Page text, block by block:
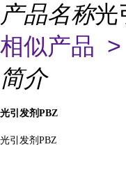
产品名称光
相似产品 >
简介
光引发剂 PBZ
光引发剂 PBZ